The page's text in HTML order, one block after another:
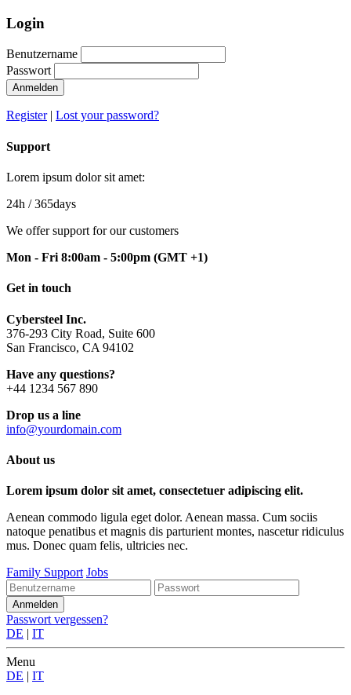
Login
Benutzername
Passwort
Anmelden
Register| Lost your password?
Support
Lorem ipsum dolor sit amet:
24h / 365days
We offer support for our customers
Mon - Fri 8:00am - 5:00pm (GMT +1)
Get in touch
Cybersteel Inc.
376-293 City Road, Suite 600
San Francisco, CA 94102
Have any questions?
+44 1234 567 890
Drop us a line
info@yourdomain.com
About us
Lorem ipsum dolor sit amet, consectetuer adipiscing elit.
Aenean commodo ligula eget dolor. Aenean massa. Cum sociis
natoque penatibus et magnis dis parturient montes, nascetur ridiculus
mus. Donec quam felis, ultricies nec.
Family Support Jobs
Passwort vergessen?
DE | IT
Menu
DE | IT